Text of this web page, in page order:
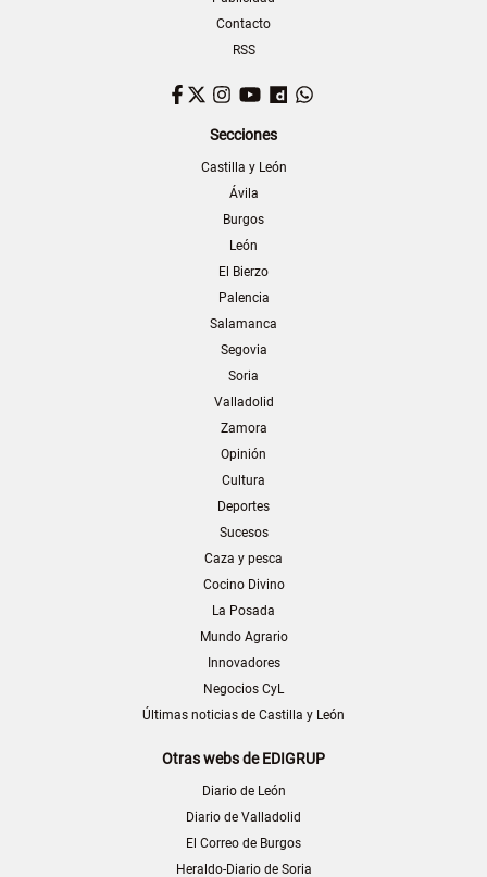
Contacto
RSS
Facebook
TwitterInstagram
YouTubeDailymotion
Secciones
Castilla y León
Ávila
Burgos
León
El Bierzo
Palencia
Salamanca
Segovia
Soria
Valladolid
Zamora
Opinión
Cultura
Deportes
Sucesos
Caza y pesca
Cocino Divino
La Posada
Mundo Agrario
Innovadores
Negocios CyL
Últimas noticias de Castilla y León
Otras webs de EDIGRUP
Diario de León
Diario de Valladolid
El Correo de Burgos
Heraldo-Diario de Soria